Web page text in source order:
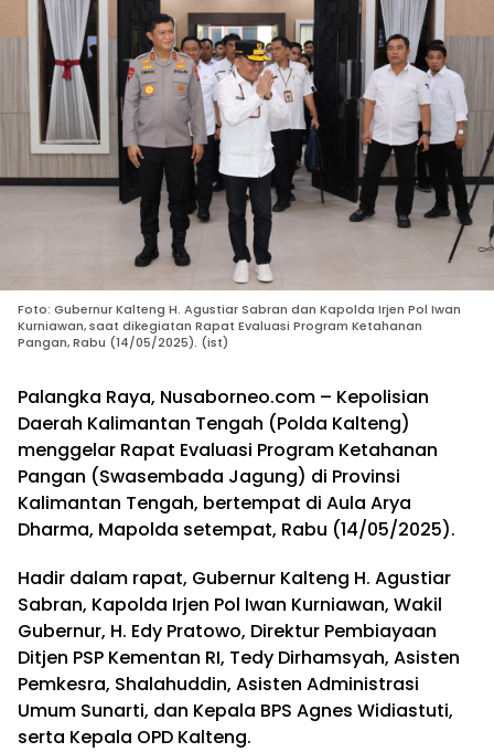
Foto: Gubernur Kalteng H. Agustiar Sabran dan Kapolda Irjen Pol Iwan
Kurniawan, saat dikegiatan Rapat Evaluasi Program Ketahanan
Pangan, Rabu (14/05/2025). (ist)
Palangka Raya, Nusaborneo.com – Kepolisian
Daerah Kalimantan Tengah (Polda Kalteng)
menggelar Rapat Evaluasi Program Ketahanan
Pangan (Swasembada Jagung) di Provinsi
Kalimantan Tengah, bertempat di Aula Arya
Dharma, Mapolda setempat, Rabu (14/05/2025).
Hadir dalam rapat, Gubernur Kalteng H. Agustiar
Sabran, Kapolda Irjen Pol Iwan Kurniawan, Wakil
Gubernur, H. Edy Pratowo, Direktur Pembiayaan
Ditjen PSP Kementan RI, Tedy Dirhamsyah, Asisten
Pemkesra, Shalahuddin, Asisten Administrasi
Umum Sunarti, dan Kepala BPS Agnes Widiastuti,
serta Kepala OPD Kalteng.